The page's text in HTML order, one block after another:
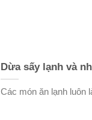
Dừa sấy lạnh và
Các món ăn lạnh luôn